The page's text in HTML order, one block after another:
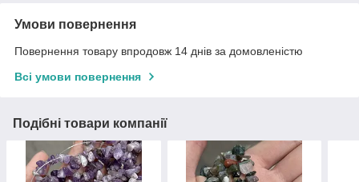
Умови повернення
Повернення товару впродовж 14 днів за домовленістю
Всі умови повернення
Подібні товари компанії